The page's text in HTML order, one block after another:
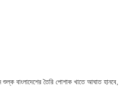
বাংলাদেশের তৈরি পোশাক খাতে আঘাত হানবে,